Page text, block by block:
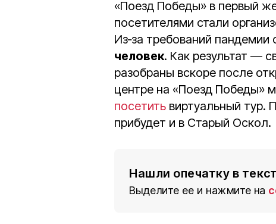
«Поезд Победы» в первый
посетителями стали
Из‑за требований
человек. Как результат —
разобраны вскоре после
центре на «Поезд Победы»
посетить виртуальный тур.
прибудет и в Старый Оскол.
Нашли опечатку в
Выделите ее и нажмите на